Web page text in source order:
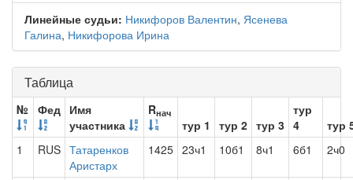
Линейные судьи: Никифоров Валентин, Ясенева
Галина, Никифорова Ирина
Таблица
№ Фед Имя
участника
Rнач
тур 1 тур 2 тур 3
тур
4
тур
1
RUS Татаренков
Аристарх
1425 23ч1 10б1 8ч1 6б1 2ч0